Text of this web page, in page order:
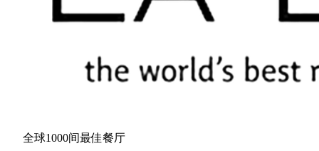
全球1000间最佳餐厅